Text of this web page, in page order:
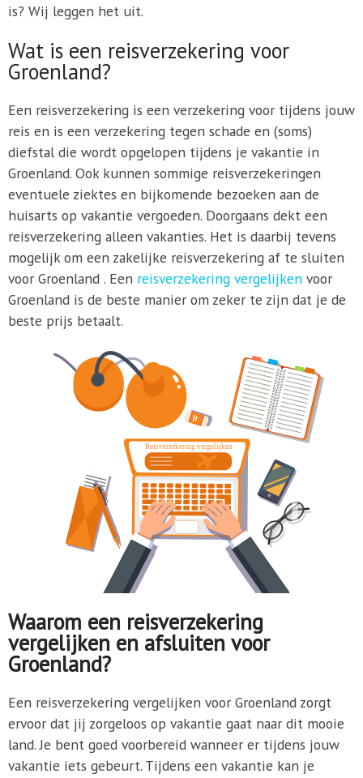
is? Wij leggen het uit.
Wat is een reisverzekering voor
Groenland?
Een reisverzekering is een verzekering voor tijdens jouw
reis en is een verzekering tegen schade en (soms)
diefstal die wordt opgelopen tijdens je vakantie in
Groenland. Ook kunnen sommige reisverzekeringen
eventuele ziektes en bijkomende bezoeken aan de
huisarts op vakantie vergoeden. Doorgaans dekt een
reisverzekering alleen vakanties. Het is daarbij tevens
mogelijk om een zakelijke reisverzekering af te sluiten
voor Groenland . Een reisverzekering vergelijkenvoor
Groenland is de beste manier om zeker te zijn dat je de
beste prijs betaalt.
Waarom een reisverzekering
vergelijken en afsluiten voor
Groenland?
Een reisverzekering vergelijken voor Groenland zorgt
ervoor dat jij zorgeloos op vakantie gaat naar dit mooie
land. Je bent goed voorbereid wanneer er tijdens jouw
vakantie iets gebeurt. Tijdens een vakantie kan je